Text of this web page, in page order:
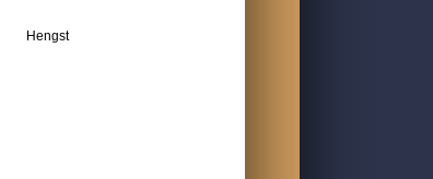
Hengst